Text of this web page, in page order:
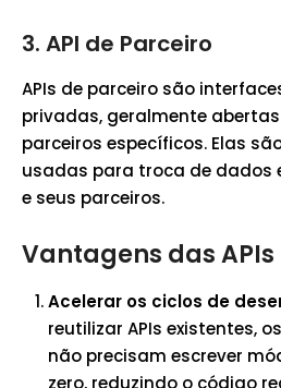
3. API de Parceiro
APIs de parceiro são
privadas, geralmente
parceiros específicos. Elas
usadas para troca de dados
e seus parceiros.
Vantagens das APIs
Acelerar os ciclos de
reutilizar APIs existentes,
não precisam escrever
zero, reduzindo o código